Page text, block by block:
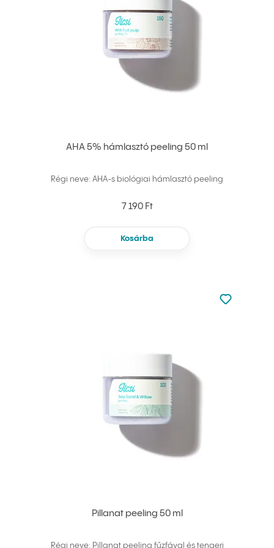
AHA 5% hámlasztó peeling 50 ml
Régi neve: AHA-s biológiai hámlasztó peeling
7 190 Ft
Kosárba
Pillanat peeling 50 ml
Régi neve: Pillanat peeling fűzfával és tengeri
Nincsen
Hozzáadás